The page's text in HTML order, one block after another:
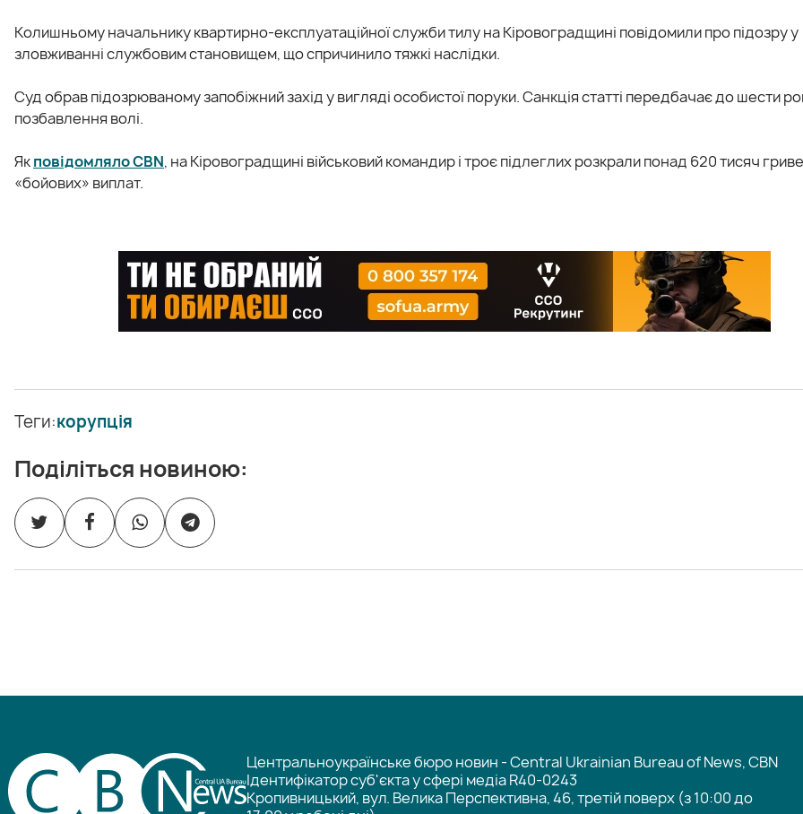
Колишньому начальнику квартирно-експлуатаційної служби тилу на Кіровоградщині повідомили про підозру у
зловживанні службовим становищем, що спричинило тяжкі наслідки.
Суд обрав підозрюваному запобіжний захід у вигляді особистої поруки. Санкція статті передбачає до шести
позбавлення волі.
Якповідомляло CBN, на Кіровоградщині військовий командир і троє підлеглих розкрали понад 620 тисяч
«бойових» виплат.
Теги:корупція
Поділіться новиною:
Центральноукраїнське бюро новин - Central Ukrainian Bureau of News, CBN
Ідентифікатор суб'єкта у сфері медіа R40-0243
Кропивницький, вул. Велика Перспективна, 46, третій поверх (з 10:00 до